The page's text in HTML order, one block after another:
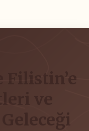
Filistin’e
ve